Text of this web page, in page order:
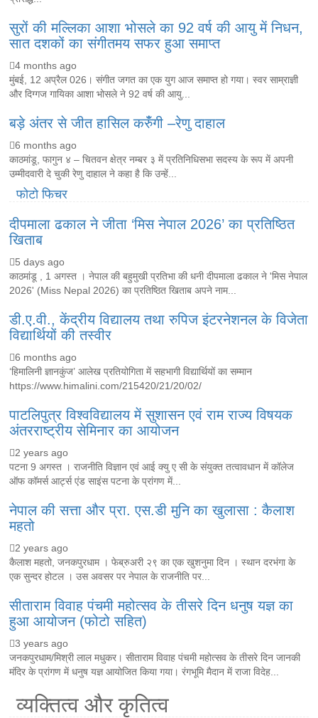
सुरों की मल्लिका आशा भोसले का 92 वर्ष की आयु में निधन,
सात दशकों का संगीतमय सफर हुआ समाप्त
4 months ago
मुंबई, 12 अप्रैल 026। संगीत जगत का एक युग आज समाप्त हो गया। स्वर साम्राज्ञी
और दिग्गज गायिका आशा भोसले ने 92 वर्ष की आयु...
बड़े अंतर से जीत हासिल करुँंगी –रेणु दाहाल
6 months ago
काठमांडू, फागुन ४ – चितवन क्षेत्र नम्बर ३ में प्रतिनिधिसभा सदस्य के रूप में अपनी
उम्मीदवारी दे चुकी रेणु दाहाल ने कहा है कि उन्हें...
फोटो फिचर
दीपमाला ढकाल ने जीता ‘मिस नेपाल 2026’ का प्रतिष्ठित
खिताब
5 days ago
काठमांडू , 1 अगस्त । नेपाल की बहुमुखी प्रतिभा की धनी दीपमाला ढकाल ने 'मिस नेपाल
2026' (Miss Nepal 2026) का प्रतिष्ठित खिताब अपने नाम...
डी.ए.वी., केंद्रीय विद्यालय तथा रुपिज इंटरनेशनल के विजेता
विद्यार्थियों की तस्वीर
6 months ago
‘हिमालिनी ज्ञानकुंज’ आलेख प्रतियोगिता में सहभागी विद्यार्थियों का सम्मान
https://www.himalini.com/215420/21/20/02/
पाटलिपुत्र विश्वविद्यालय में सुशासन एवं राम राज्य विषयक
अंतरराष्ट्रीय सेमिनार का आयोजन
2 years ago
पटना 9 अगस्त । राजनीति विज्ञान एवं आई क्यु ए सी के संयुक्त तत्वावधान में कॉलेज
ऑफ कॉमर्स आर्ट्स एंड साइंस पटना के प्रांगण में...
नेपाल की सत्ता और प्रा. एस.डी मुनि का खुलासा : कैलाश
महतो
2 years ago
कैलाश महतो, जनकपुरधाम । फेब्रुअरी २९ का एक खुशनुमा दिन । स्थान दरभंगा के
एक सुन्दर होटल । उस अवसर पर नेपाल के राजनीति पर...
सीताराम विवाह पंचमी महोत्सव के तीसरे दिन धनुष यज्ञ का
हुआ आयोजन (फोटो सहित)
3 years ago
जनकपुरधाम/मिश्री लाल मधुकर। सीताराम विवाह पंचमी महोत्सव के तीसरे दिन जानकी
मंदिर के प्रांगण में धनुष यज्ञ आयोजित किया गया। रंगभूमि मैदान में राजा विदेह...
व्यक्तित्व और कृतित्व